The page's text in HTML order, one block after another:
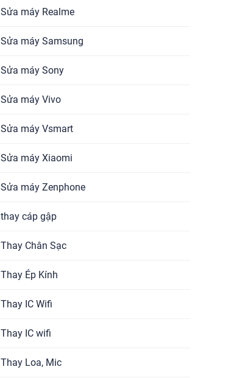
Sửa máy Realme
Sửa máy Samsung
Sửa máy Sony
Sửa máy Vivo
Sửa máy Vsmart
Sửa máy Xiaomi
Sửa máy Zenphone
thay cáp gập
Thay Chân Sạc
Thay Ép Kính
Thay IC Wifi
Thay IC wifi
Thay Loa, Mic